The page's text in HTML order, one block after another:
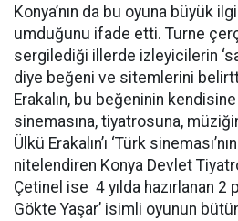
Konya’nın da bu oyuna büyük
umduğunu ifade etti. Turne
sergilediği illerde izleyicilerin
diye beğeni ve sitemlerini
Erakalın, bu beğeninin
sinemasına, tiyatrosuna,
Ülkü Erakalın’ı ‘Türk
nitelendiren Konya Devlet
Çetinel ise 4 yılda hazırlanan 2
Gökte Yaşar’ isimli oyunun